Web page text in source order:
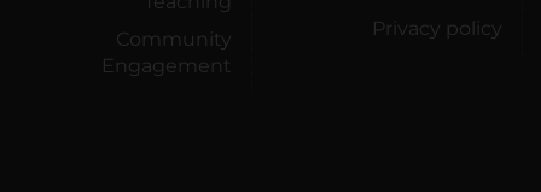
Community
Engagement
Privacy policy